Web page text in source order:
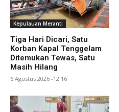
Kepulauan Meranti
Tiga Hari Dicari, Satu
Korban Kapal Tenggelam
Ditemukan Tewas, Satu
Masih Hilang
6 Agustus 2026 -12:16